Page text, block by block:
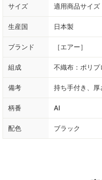
サイズ 適用商品サイズ
生産国 日本製
ブランド ［エアー］
組成 不織布：ポリプ
備考 持ち手付き、
柄番 AI
配色 ブラック